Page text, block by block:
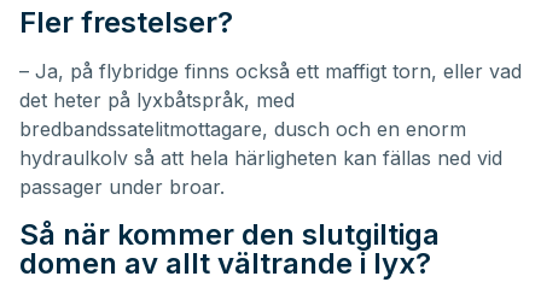
Fler frestelser?
– Ja, på flybridge finns också ett maffigt torn, eller vad
det heter på lyxbåtspråk, med
bredbandssatelitmottagare, dusch och en enorm
hydraulkolv så att hela härligheten kan fällas ned vid
passager under broar.
Så när kommer den slutgiltiga
domen av allt vältrande i lyx?